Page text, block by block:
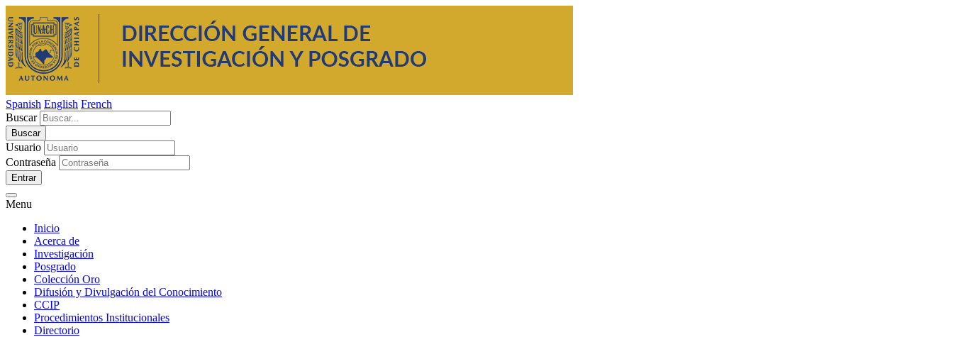
Spanish English French
Buscar
Usuario
Contraseña
Entrar
Menu
Inicio
Acerca de
Investigación
Posgrado
Colección Oro
Difusión y Divulgación del Conocimiento
CCIP
Procedimientos Institucionales
Directorio